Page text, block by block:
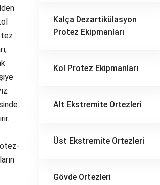
Kalça Dezartikülasyon
Protez Ekipmanları
Kol Protez Ekipmanları
Alt Ekstremite Ortezleri
Üst Ekstremite Ortezleri
Gövde Ortezleri